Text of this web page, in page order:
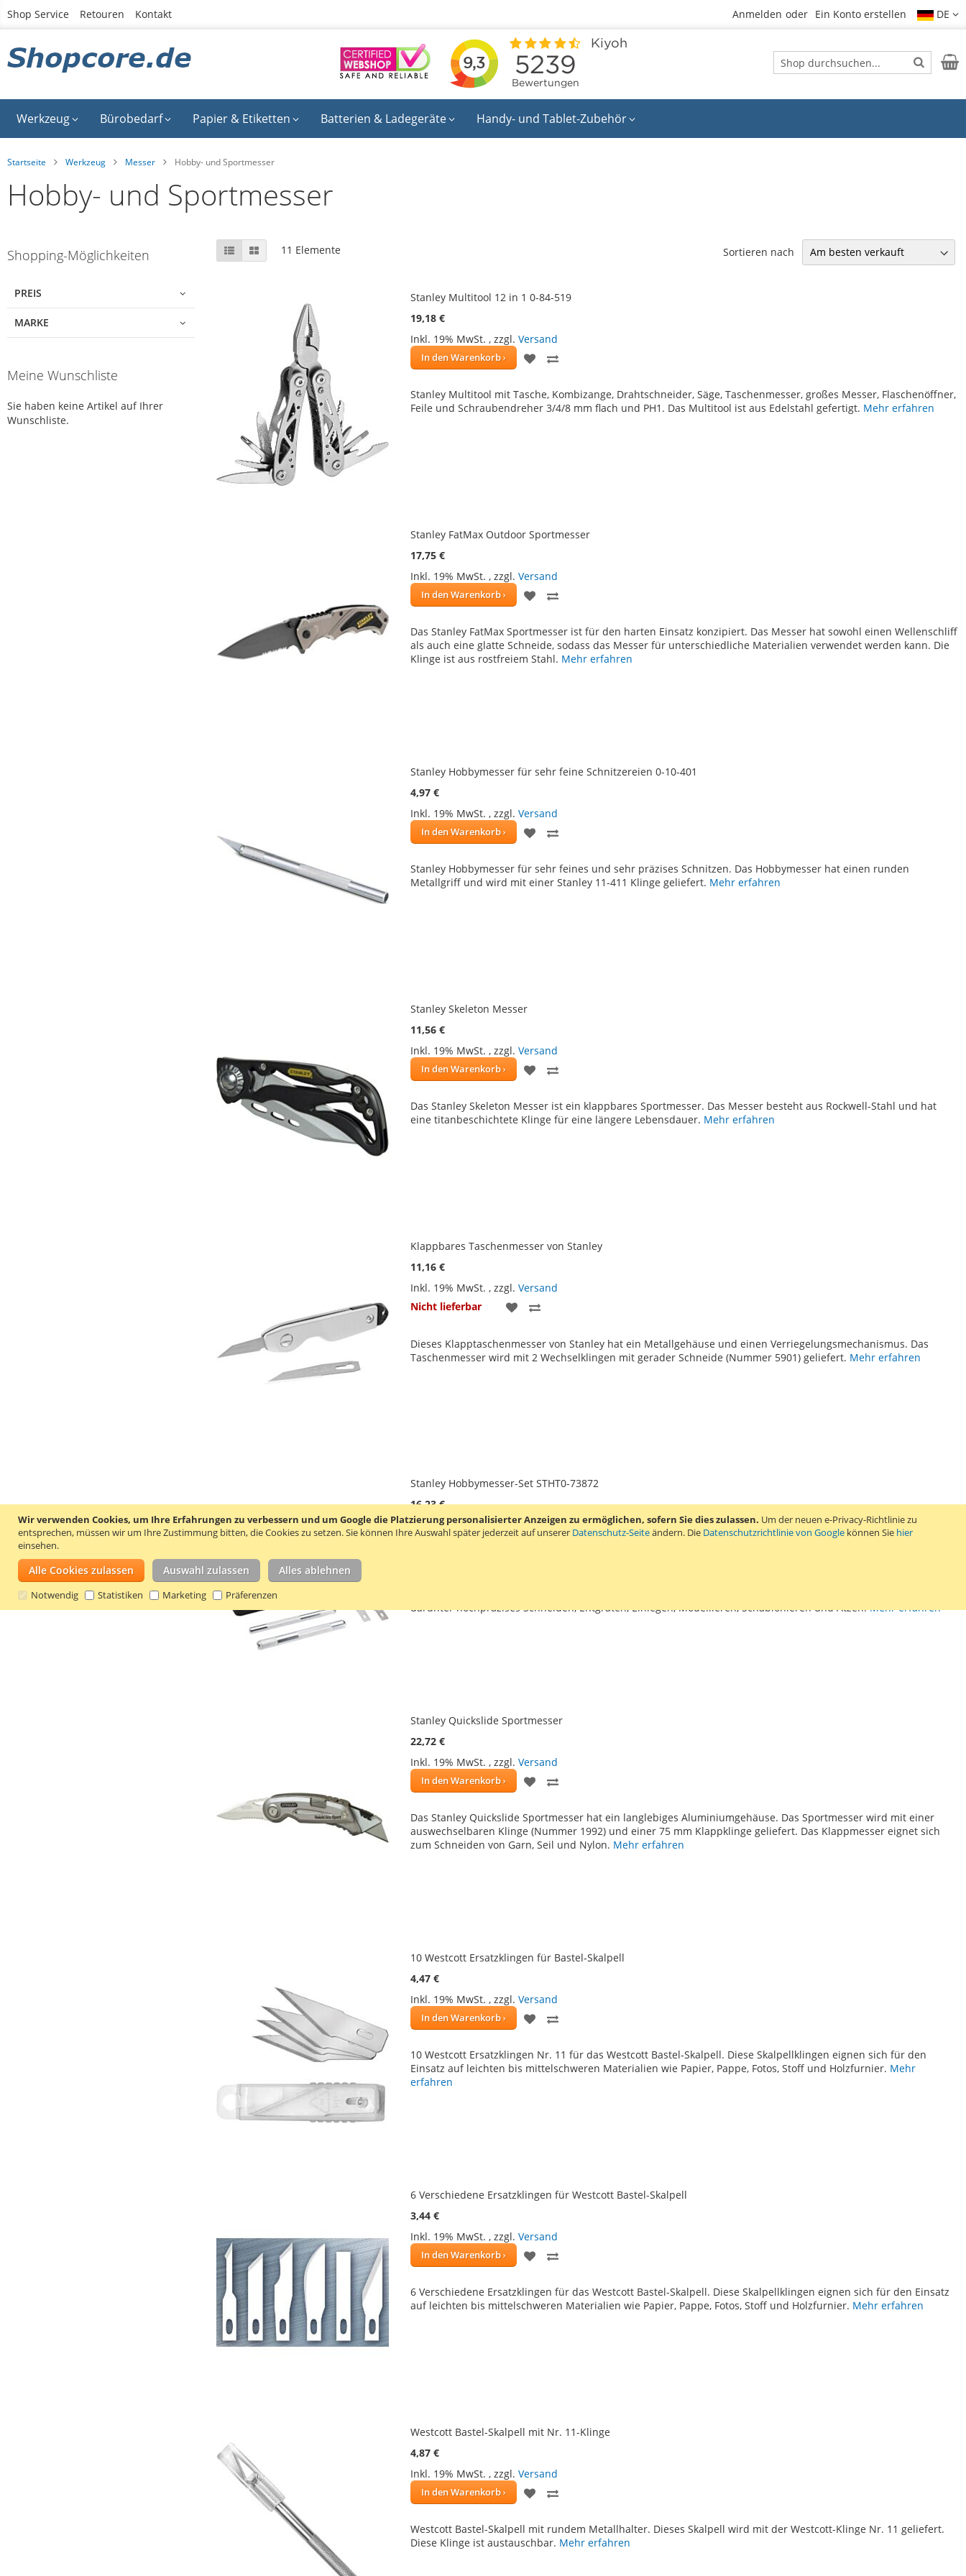
Wir verwenden Cookies, um Ihre Erfahrungen zu verbessern und um Google die Platzierung personalisierter Anzeigen zu ermöglichen, sofern Sie dies zulassen. Um der neuen e-Privacy-Richtlinie zu
entsprechen, müssen wir um Ihre Zustimmung bitten, die Cookies zu setzen.Sie können Ihre Auswahl später jederzeit auf unserer Datenschutz-Seiteändern. Die Datenschutzrichtlinie von Google können Sie hier
einsehen.
Alle Cookies zulassen Auswahl zulassen Alles ablehnen
Notwendig Statistiken Marketing Präferenzen
Zum
Shop Service Retouren Kontakt Anmelden Ein Konto erstellen DE
Suche
Suche
Werkzeug Bürobedarf Papier & Etiketten Batterien & Ladegeräte Handy- und Tablet-Zubehör
Startseite Werkzeug Messer Hobby- und Sportmesser
Hobby- und Sportmesser
to
list
Shopping-Möglichkeiten
PREIS
MARKE
Anzeigen
als
ListeListe 11 Elemente Sortieren nach
Stanley Multitool 12 in 1 0-84-519
19,18 €
Inkl. 19% MwSt. , zzgl. Versand
In den Warenkorb
ZUR
HINZUFÜGEN
HINZUFÜGEN
Stanley Multitool mit Tasche, Kombizange, Drahtschneider, Säge, Taschenmesser, großes Messer, Flaschenöffner,
Feile und Schraubendreher 3/4/8 mm flach und PH1. Das Multitool ist aus Edelstahl gefertigt. Mehr erfahren
Stanley FatMax Outdoor Sportmesser
17,75 €
Inkl. 19% MwSt. , zzgl. Versand
In den Warenkorb
ZUR
HINZUFÜGEN
HINZUFÜGEN
Das Stanley FatMax Sportmesser ist für den harten Einsatz konzipiert. Das Messer hat sowohl einen Wellenschliff
als auch eine glatte Schneide, sodass das Messer für unterschiedliche Materialien verwendet werden kann. Die
Klinge ist aus rostfreiem Stahl. Mehr erfahren
Stanley Hobbymesser für sehr feine Schnitzereien 0-10-401
4,97 €
Inkl. 19% MwSt. , zzgl. Versand
In den Warenkorb
ZUR
HINZUFÜGEN
HINZUFÜGEN
Stanley Hobbymesser für sehr feines und sehr präzises Schnitzen. Das Hobbymesser hat einen runden
Metallgriff und wird mit einer Stanley 11-411 Klinge geliefert. Mehr erfahren
Stanley Skeleton Messer
11,56 €
Inkl. 19% MwSt. , zzgl. Versand
In den Warenkorb
ZUR
HINZUFÜGEN
HINZUFÜGEN
Das Stanley Skeleton Messer ist ein klappbares Sportmesser. Das Messer besteht aus Rockwell-Stahl und hat
eine titanbeschichtete Klinge für eine längere Lebensdauer. Mehr erfahren
Klappbares Taschenmesser von Stanley
11,16 €
Inkl. 19% MwSt. , zzgl. Versand
Nicht lieferbar
ZUR
HINZUFÜGEN
HINZUFÜGEN
Dieses Klapptaschenmesser von Stanley hat ein Metallgehäuse und einen Verriegelungsmechanismus. Das
Taschenmesser wird mit 2 Wechselklingen mit gerader Schneide (Nummer 5901) geliefert. Mehr erfahren
Stanley Hobbymesser-Set STHT0-73872
16,23 €
Inkl. 19% MwSt., zzgl.Versand
darunter hochpräzises Schneiden, Entgraten, Einlegen, Modellieren, Schablonieren und Ätzen.Mehr erfahren
Stanley Quickslide Sportmesser
22,72 €
Inkl. 19% MwSt. , zzgl. Versand
In den Warenkorb
ZUR
HINZUFÜGEN
HINZUFÜGEN
Das Stanley Quickslide Sportmesser hat ein langlebiges Aluminiumgehäuse. Das Sportmesser wird mit einer
auswechselbaren Klinge (Nummer 1992) und einer 75 mm Klappklinge geliefert. Das Klappmesser eignet sich
zum Schneiden von Garn, Seil und Nylon. Mehr erfahren
10 Westcott Ersatzklingen für Bastel-Skalpell
4,47 €
Inkl. 19% MwSt. , zzgl. Versand
In den Warenkorb
ZUR
HINZUFÜGEN
HINZUFÜGEN
10 Westcott Ersatzklingen Nr. 11 für das Westcott Bastel-Skalpell. Diese Skalpellklingen eignen sich für den
Einsatz auf leichten bis mittelschweren Materialien wie Papier, Pappe, Fotos, Stoff und Holzfurnier. Mehr
erfahren
6 Verschiedene Ersatzklingen für Westcott Bastel-Skalpell
3,44 €
Inkl. 19% MwSt. , zzgl. Versand
In den Warenkorb
ZUR
HINZUFÜGEN
HINZUFÜGEN
6 Verschiedene Ersatzklingen für das Westcott Bastel-Skalpell. Diese Skalpellklingen eignen sich für den Einsatz
auf leichten bis mittelschweren Materialien wie Papier, Pappe, Fotos, Stoff und Holzfurnier. Mehr erfahren
Westcott Bastel-Skalpell mit Nr. 11-Klinge
4,87 €
Inkl. 19% MwSt. , zzgl. Versand
In den Warenkorb
ZUR
HINZUFÜGEN
HINZUFÜGEN
Westcott Bastel-Skalpell mit rundem Metallhalter. Dieses Skalpell wird mit der Westcott-Klinge Nr. 11 geliefert.
Diese Klinge ist austauschbar. Mehr erfahren
Meine Wunschliste
Sie haben keine Artikel auf Ihrer
Wunschliste.